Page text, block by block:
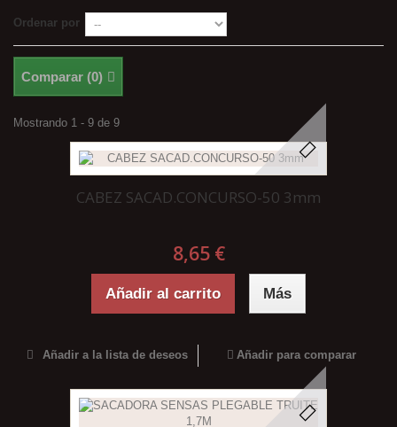
Ordenar por
Comparar (0)
Mostrando 1 - 9 de 9
CABEZ SACAD.CONCURSO-50 3mm
8,65 €
Añadir al carrito Más
Añadir a la lista de deseos Añadir para comparar